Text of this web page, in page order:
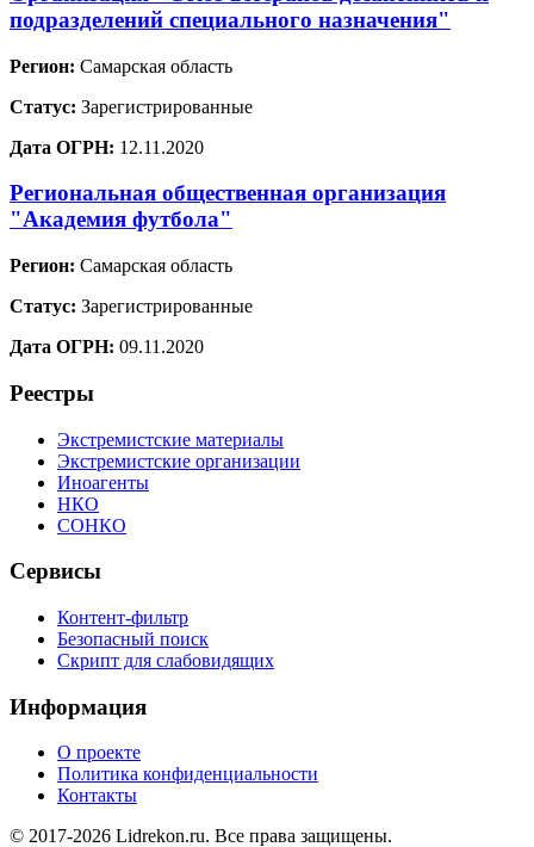
подразделений специального назначения"
Регион: Самарская область
Статус: Зарегистрированные
Дата ОГРН: 12.11.2020
Региональная общественная организация
"Академия футбола"
Регион: Самарская область
Статус: Зарегистрированные
Дата ОГРН: 09.11.2020
Реестры
Экстремистские материалы
Экстремистские организации
Иноагенты
НКО
СОНКО
Сервисы
Контент-фильтр
Безопасный поиск
Скрипт для слабовидящих
Информация
О проекте
Политика конфиденциальности
Контакты
© 2017-2026 Lidrekon.ru. Все права защищены.